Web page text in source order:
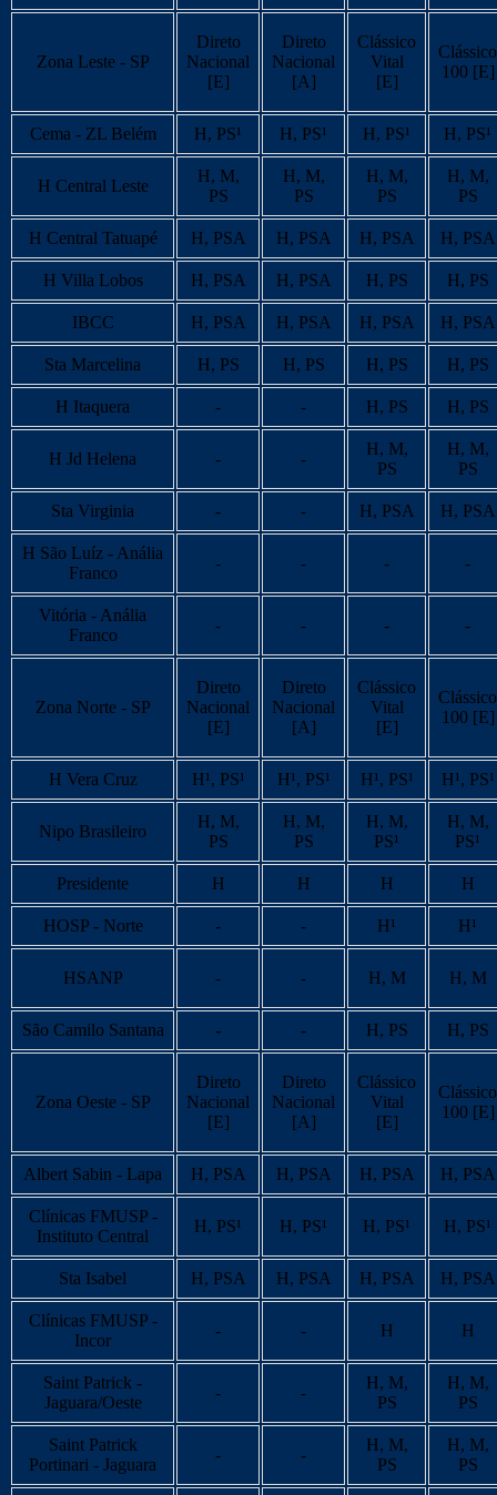
Zona Leste - SP
Direto
Nacional
[E]
Direto
Nacional
[A]
Clássico
Vital
[E]
Clássico
100 [E]
Cema - ZL Belém H, PS¹ H, PS¹ H, PS¹ H, PS¹
H Central Leste
H, M,
PS
H, M,
PS
H, M,
PS
H, M,
PS
H Central Tatuapé H, PSA H, PSA H, PSA H, PSA
H Villa Lobos H, PSA H, PSA H, PS H, PS
IBCC H, PSA H, PSA H, PSA H, PSA
Sta Marcelina H, PS H, PS H, PS H, PS
H Itaquera - - H, PS H, PS
H Jd Helena - -
H, M,
PS
H, M,
PS
Sta Virginia - - H, PSA H, PSA
H São Luíz - Anália
Franco
- - - -
Vitória - Anália
Franco
- - - -
Zona Norte - SP
Direto
Nacional
[E]
Direto
Nacional
[A]
Clássico
Vital
[E]
Clássico
100 [E]
H Vera Cruz H¹, PS¹ H¹, PS¹ H¹, PS¹ H¹, PS¹
Nipo Brasileiro
H, M,
PS
H, M,
PS
H, M,
PS¹
H, M,
PS¹
Presidente H H H H
HOSP - Norte - - H¹ H¹
HSANP - - H, M H, M
São Camilo Santana - - H, PS H, PS
Zona Oeste - SP
Direto
Nacional
[E]
Direto
Nacional
[A]
Clássico
Vital
[E]
Clássico
100 [E]
Albert Sabin - Lapa H, PSA H, PSA H, PSA H, PSA
Clínicas FMUSP -
Instituto Central
H, PS¹ H, PS¹ H, PS¹ H, PS¹
Sta Isabel H, PSA H, PSA H, PSA H, PSA
Clínicas FMUSP -
Incor
- - H H
Saint Patrick -
Jaguara/Oeste
- -
H, M,
PS
H, M,
PS
Saint Patrick
Portinari - Jaguara
- -
H, M,
PS
H, M,
PS